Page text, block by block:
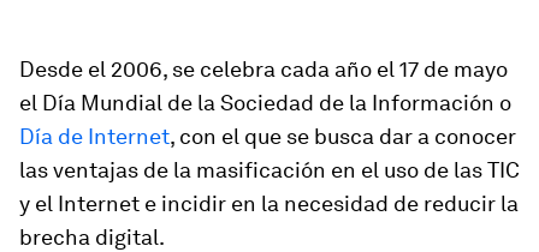
Desde el 2006, se celebra cada año el 17 de mayo
el Día Mundial de la Sociedad de la Información o
Día de Internet, con el que se busca dar a conocer
las ventajas de la masificación en el uso de las TIC
y el Internet e incidir en la necesidad de reducir la
brecha digital.